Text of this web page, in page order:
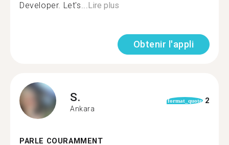
Developer. Let's...Lire plus
Obtenir l'appli
S.
Ankara
format_quote 2
PARLE COURAMMENT